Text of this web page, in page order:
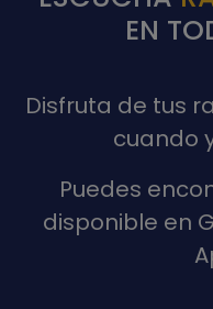
EN
Disfruta de tus
cuando
Puedes
disponible en